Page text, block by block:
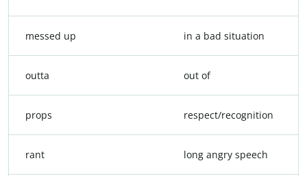
messed up in a bad situation
outta out of
props respect/recognition
rant long angry speech